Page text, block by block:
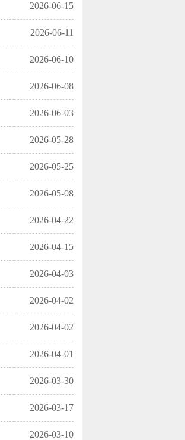
2026-06-15
2026-06-11
2026-06-10
2026-06-08
2026-06-03
2026-05-28
2026-05-25
2026-05-08
2026-04-22
2026-04-15
2026-04-03
2026-04-02
2026-04-02
2026-04-01
2026-03-30
2026-03-17
2026-03-10